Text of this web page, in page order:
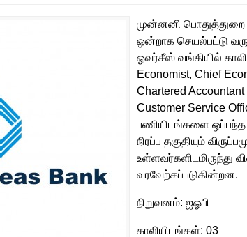
முன்னனி
ஒன்றாக செயல்பட்டு
ஓவர்சீஸ் வங்கியில்
Economist, Chief
Chartered
Customer Service
பணியிடங்களை ஒப்பந்த
நிரப்ப தகுதியும்
வரவேற்கப்படுகின்றன.
நிறுவனம்: ஐஓபி
காலியிடங்கள்: 03